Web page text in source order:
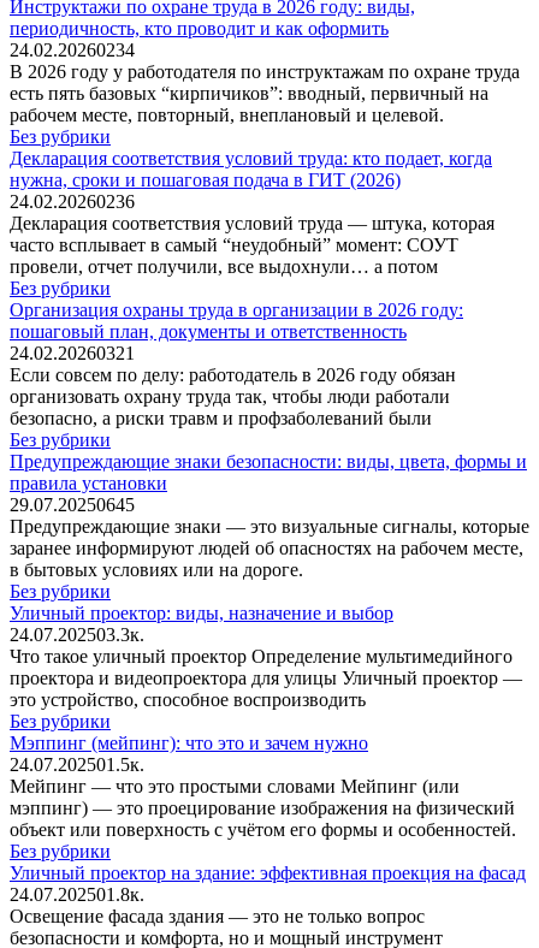
Инструктажи по охране труда в 2026 году: виды,
периодичность, кто проводит и как оформить
24.02.20260234
В 2026 году у работодателя по инструктажам по охране труда
есть пять базовых “кирпичиков”: вводный, первичный на
рабочем месте, повторный, внеплановый и целевой.
Без рубрики
Декларация соответствия условий труда: кто подает, когда
нужна, сроки и пошаговая подача в ГИТ (2026)
24.02.20260236
Декларация соответствия условий труда — штука, которая
часто всплывает в самый “неудобный” момент: СОУТ
провели, отчет получили, все выдохнули… а потом
Без рубрики
Организация охраны труда в организации в 2026 году:
пошаговый план, документы и ответственность
24.02.20260321
Если совсем по делу: работодатель в 2026 году обязан
организовать охрану труда так, чтобы люди работали
безопасно, а риски травм и профзаболеваний были
Без рубрики
Предупреждающие знаки безопасности: виды, цвета, формы и
правила установки
29.07.20250645
Предупреждающие знаки — это визуальные сигналы, которые
заранее информируют людей об опасностях на рабочем месте,
в бытовых условиях или на дороге.
Без рубрики
Уличный проектор: виды, назначение и выбор
24.07.202503.3к.
Что такое уличный проектор Определение мультимедийного
проектора и видеопроектора для улицы Уличный проектор —
это устройство, способное воспроизводить
Без рубрики
Мэппинг (мейпинг): что это и зачем нужно
24.07.202501.5к.
Мейпинг — что это простыми словами Мейпинг (или
мэппинг) — это проецирование изображения на физический
объект или поверхность с учётом его формы и особенностей.
Без рубрики
Уличный проектор на здание: эффективная проекция на фасад
24.07.202501.8к.
Освещение фасада здания — это не только вопрос
безопасности и комфорта, но и мощный инструмент